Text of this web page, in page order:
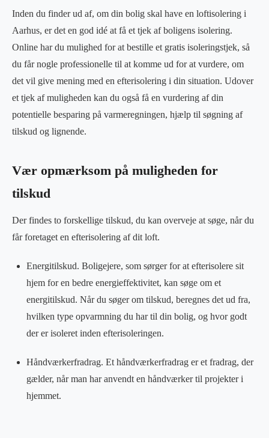
Inden du finder ud af, om din bolig skal have en loftisolering i
Aarhus, er det en god idé at få et tjek af boligens isolering.
Online har du mulighed for at bestille et gratis isoleringstjek, så
du får nogle professionelle til at komme ud for at vurdere, om
det vil give mening med en efterisolering i din situation. Udover
et tjek af muligheden kan du også få en vurdering af din
potentielle besparing på varmeregningen, hjælp til søgning af
tilskud og lignende.
Vær opmærksom på muligheden for
tilskud
Der findes to forskellige tilskud, du kan overveje at søge, når du
får foretaget en efterisolering af dit loft.
Energitilskud. Boligejere, som sørger for at efterisolere sit
hjem for en bedre energieffektivitet, kan søge om et
energitilskud. Når du søger om tilskud, beregnes det ud fra,
hvilken type opvarmning du har til din bolig, og hvor godt
der er isoleret inden efterisoleringen.
Håndværkerfradrag. Et håndværkerfradrag er et fradrag, der
gælder, når man har anvendt en håndværker til projekter i
hjemmet.